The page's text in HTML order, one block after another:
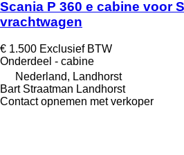
Scania P 360 e cabine voor
vrachtwagen
€ 1.500 Exclusief BTW
Onderdeel - cabine
Nederland, Landhorst
Bart Straatman Landhorst
Contact opnemen met verkoper